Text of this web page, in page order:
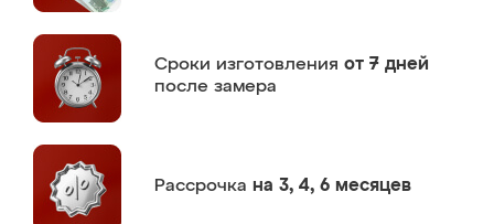
Сроки изготовления от 7 дней
после замера
Рассрочка на 3, 4, 6 месяцев